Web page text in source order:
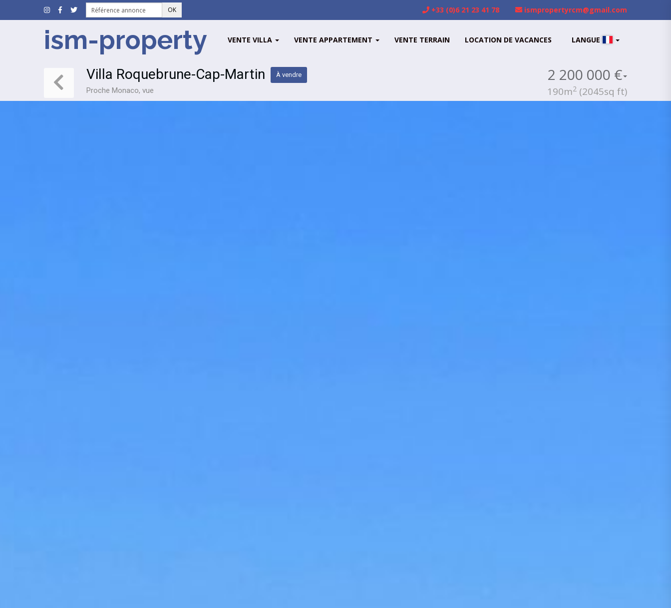
OK +33 (0)6 21 23 41 78 ismpropertyrcm@gmail.com
ism-property VENTE VILLA VENTE APPARTEMENT VENTE TERRAIN LOCATION DE VACANCES LANGUE
Villa Roquebrune-Cap-Martin À vendre
Proche Monaco, vue
2 200 000 €
190m2 (2045sq ft)